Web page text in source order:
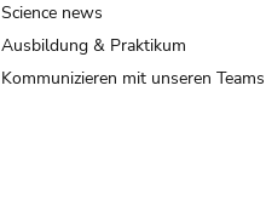
Science news
Ausbildung & Praktikum
Kommunizieren mit unseren Teams